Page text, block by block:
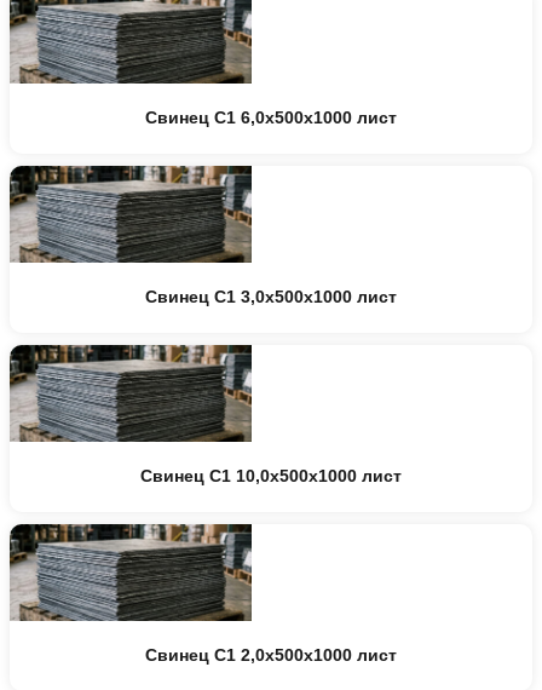
Свинец С1 6,0х500х1000 лист
Свинец С1 3,0х500х1000 лист
Свинец С1 10,0х500х1000 лист
Свинец С1 2,0х500х1000 лист